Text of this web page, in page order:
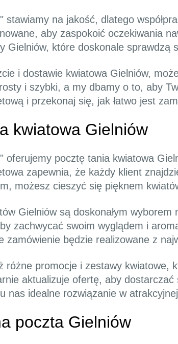
stawiamy na jakość, dlatego
aby zaspokoić oczekiwania
Gielniów, które doskonale
i dostawie kwiatowa Gielniów,
i szybki, a my dbamy o to, aby
i przekonaj się, jak łatwo jest
kwiatowa Gielniów
oferujemy pocztę tania kwiatowa
zapewnia, że każdy klient
możesz cieszyć się pięknem
Gielniów są doskonałym
zachwycać swoim wyglądem i
zamówienie będzie realizowane z
różne promocje i zestawy kwiatowe,
aktualizuje ofertę, aby
nas idealne rozwiązanie w
poczta Gielniów